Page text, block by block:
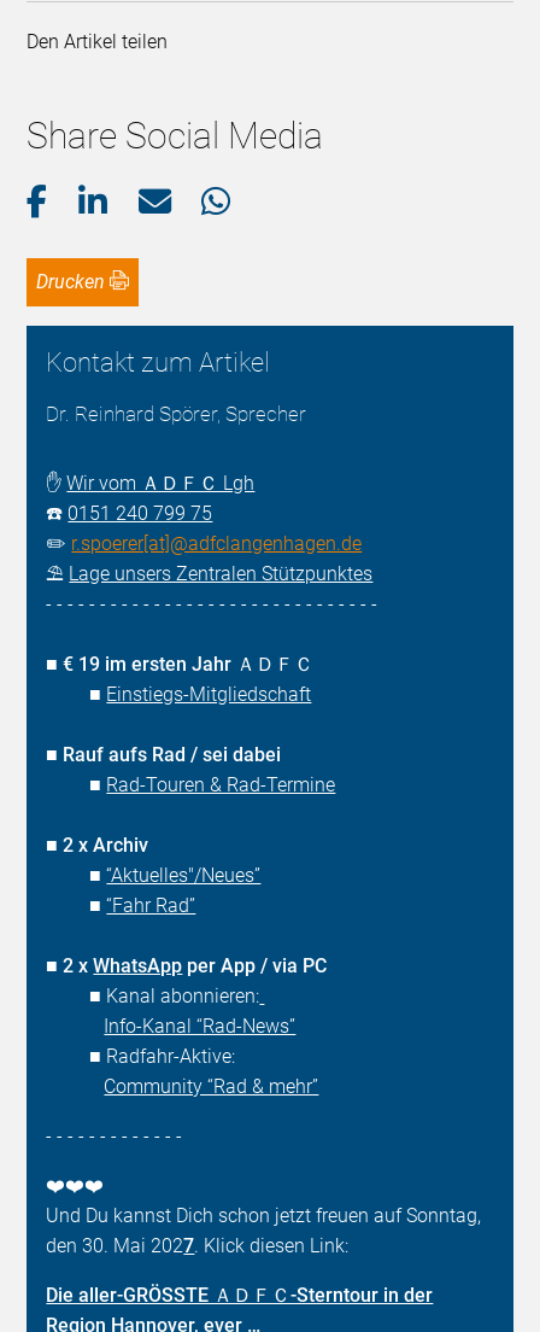
Den Artikel teilen
Share Social Media
Drucken
Kontakt zum Artikel
Dr. Reinhard Spörer, Sprecher
✋Wir vom ＡＤＦＣ Lgh
☎️ 0151 240 799 75
✏️ r.spoerer[at]@adfclangenhagen.de
⛱️ Lage unsers Zentralen Stützpunktes
- - - - - - - - - - - - - - - - - - - - - - - - - - - - - - -
■€ 19 im ersten Jahr ＡＤＦＣ
■ Einstiegs-Mitgliedschaft
■ Rauf aufs Rad / sei dabei
■ Rad-Touren & Rad-Termine
■2 x Archiv
■“Aktuelles"/Neues”
■“Fahr Rad”
■2 xWhatsApp per App / via PC
■ Kanal abonnieren:
Info-Kanal “Rad-News”
■ Radfahr-Aktive:
Community “Rad & mehr”
- - - - - - - - - - - - -
❤️❤️❤️
Und Du kannst Dich schon jetzt freuen auf Sonntag,
den 30. Mai 2027. Klick diesen Link:
Die aller-GRÖSSTE ＡＤＦＣ-Sterntour in der
Region Hannover, ever …